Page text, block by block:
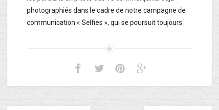
photographiés dans le cadre de notre campagne de
communication « Selfies », qui se poursuit toujours.